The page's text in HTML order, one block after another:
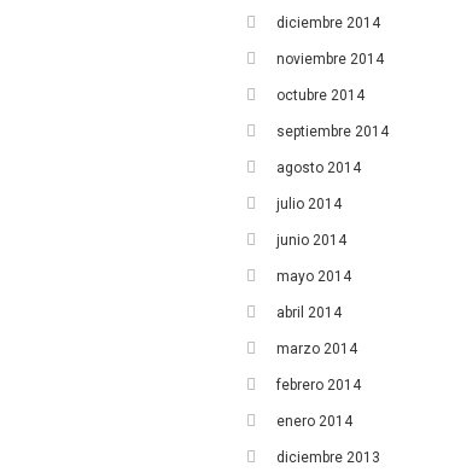
diciembre 2014
noviembre 2014
octubre 2014
septiembre 2014
agosto 2014
julio 2014
junio 2014
mayo 2014
abril 2014
marzo 2014
febrero 2014
enero 2014
diciembre 2013